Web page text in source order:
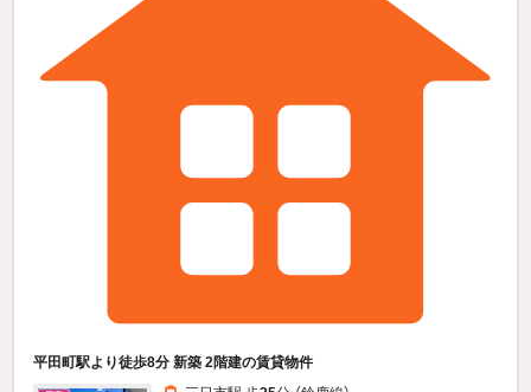
平田町駅より徒歩8分 新築 2階建の賃貸物件